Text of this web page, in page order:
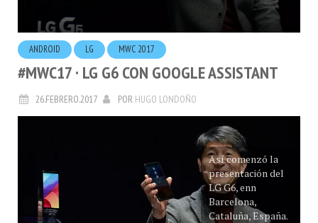
ANDROID LG MWC 2017
#MWC17 · LG G6 CON GOOGLE ASSISTANT
26.FEBRERO.2017 POR HUGO LONDOÑO
Así comenzó la
presentación del
LG G6, enn
Barcelona,
Cataluña, España.